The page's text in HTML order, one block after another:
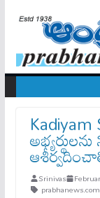
Kadiyam
Srinivas
prabhanews.com